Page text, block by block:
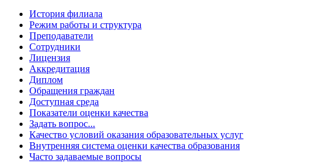
История филиала
Режим работы и структура
Преподаватели
Сотрудники
Лицензия
Аккредитация
Диплом
Обращения граждан
Доступная среда
Показатели оценки качества
Задать вопрос...
Качество условий оказания образовательных услуг
Внутренняя система оценки качества образования
Часто задаваемые вопросы